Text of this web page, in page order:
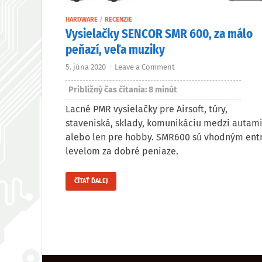
HARDWARE / RECENZIE
Vysielačky SENCOR SMR 600, za málo
peňazí, veľa muziky
5. júna 2020 - Leave a Comment
Približný čas čítania:8 minút
Lacné PMR vysielačky pre Airsoft, túry,
staveniská, sklady, komunikáciu medzi autami
alebo len pre hobby. SMR600 sú vhodným
levelom za dobré peniaze.
ČÍTAŤ ĎALEJ